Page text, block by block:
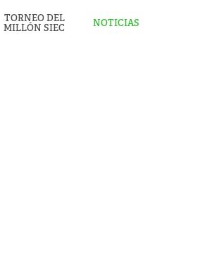
TORNEO DEL
MILLÓN SIEC
NOTICIAS